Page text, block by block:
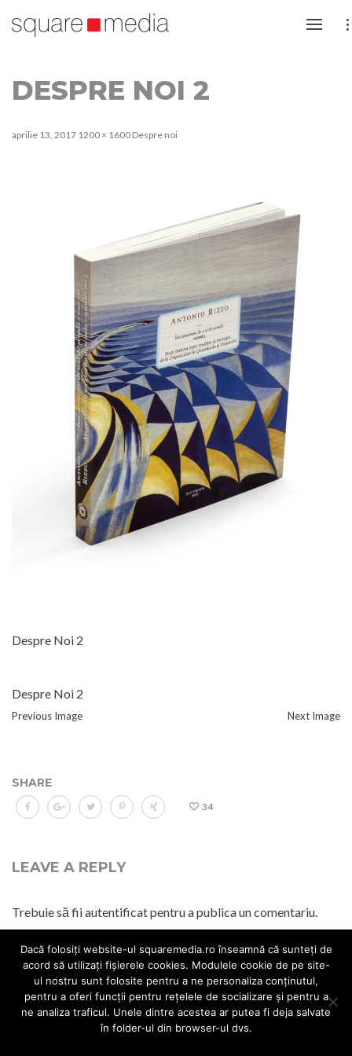
DESPRE NOI 2
aprilie 13, 2017 1200 × 1600 Despre noi
Despre Noi 2
Despre Noi 2
Previous Image Next Image
SHARE
34
LEAVE A REPLY
Trebuie să fiiautentificatpentru a publica un comentariu.
© 2017 All rights reserved. Web Design Politica cookies
Politica
Politica de livrare Politica de retur Termeni si conditii
Dacă folosiți website-ul squaremedia.ro înseamnă că sunteți de
acord să utilizați fișierele cookies. Modulele cookie de pe site-
ul nostru sunt folosite pentru a ne personaliza conținutul,
pentru a oferi funcții pentru rețelele de socializare și pentru a
ne analiza traficul. Unele dintre acestea ar putea fi deja salvate
în folder-ul din browser-ul dvs.